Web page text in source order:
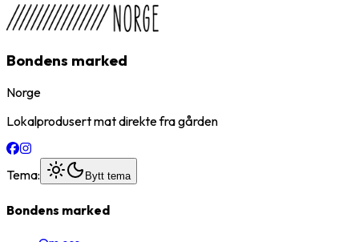
Bondens marked
Norge
Lokalprodusert mat direkte fra gården
Tema: Bytt tema
Bondens marked